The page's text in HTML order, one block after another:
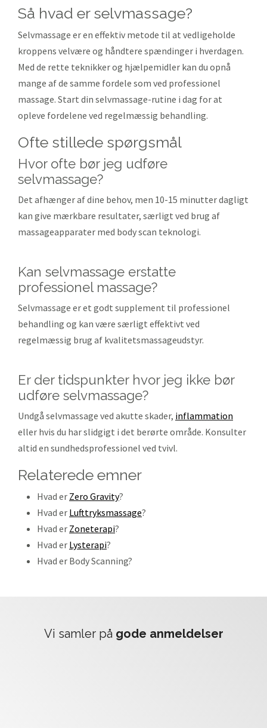
så hvad er selvmassage?
Selvmassage er en effektiv metode til at vedligeholde
kroppens velvære og håndtere spændinger i hverdagen.
Med de rette teknikker og hjælpemidler kan du opnå
mange af de samme fordele som ved professionel
massage. Start din selvmassage-rutine i dag for at
opleve fordelene ved regelmæssig behandling.
ofte stillede spørgsmål
Hvor ofte bør jeg udføre
selvmassage?
Det afhænger af dine behov, men 10-15 minutter dagligt
kan give mærkbare resultater, særligt ved brug af
massageapparater med body scan teknologi.
Kan selvmassage erstatte
professionel massage?
Selvmassage er et godt supplement til professionel
behandling og kan være særligt effektivt ved
regelmæssig brug af kvalitetsmassageudstyr.
Er der tidspunkter hvor jeg ikke bør
udføre selvmassage?
Undgå selvmassage ved akutte skader, inflammation
eller hvis du har slidgigt i det berørte område. Konsulter
altid en sundhedsprofessionel ved tvivl.
relaterede emner
Hvad er Zero Gravity?
Hvad er Lufttryksmassage?
Hvad er Zoneterapi?
Hvad er Lysterapi?
Hvad er Body Scanning?
vi samler på gode anmeldelser